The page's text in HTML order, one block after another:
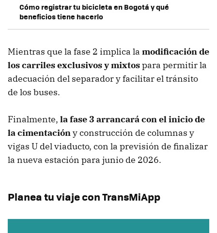
Cómo registrar tu bicicleta en Bogotá y qué
beneficios tiene hacerlo
Mientras que la fase 2 implica la modificación de
los carriles exclusivos y mixtospara permitir la
adecuación del separador y facilitar el tránsito
de los buses.
Finalmente, la fase 3 arrancará con el inicio de
la cimentacióny construcción de columnas y
vigas U del viaducto, con la previsión de finalizar
la nueva estación para junio de 2026.
Planea tu viaje con TransMiApp